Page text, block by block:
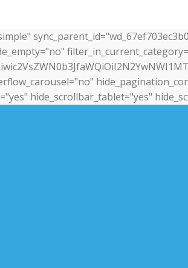
hide_scrollbar_tablet="yes"